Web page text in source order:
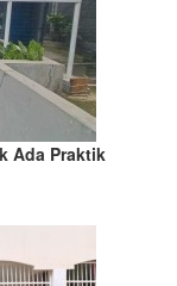
Ada Praktik